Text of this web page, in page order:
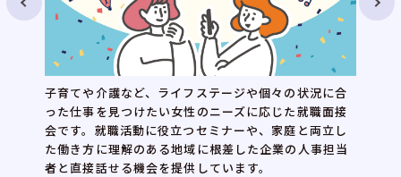
子育てや介護など、ライフステージや個々の状況に合
った仕事を見つけたい女性のニーズに応じた就職面接
会です。就職活動に役立つセミナーや、家庭と両立し
た働き方に理解のある地域に根差した企業の人事担当
者と直接話せる機会を提供しています。